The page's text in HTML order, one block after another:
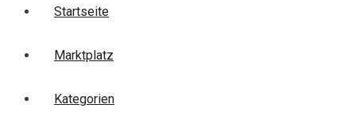
Startseite
Marktplatz
Kategorien